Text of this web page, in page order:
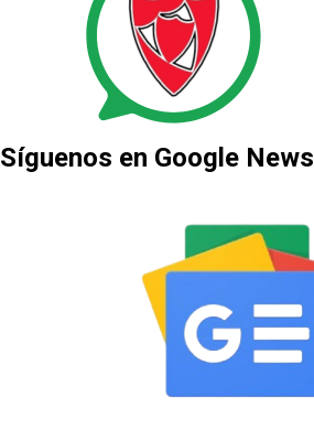
Síguenos en Google News